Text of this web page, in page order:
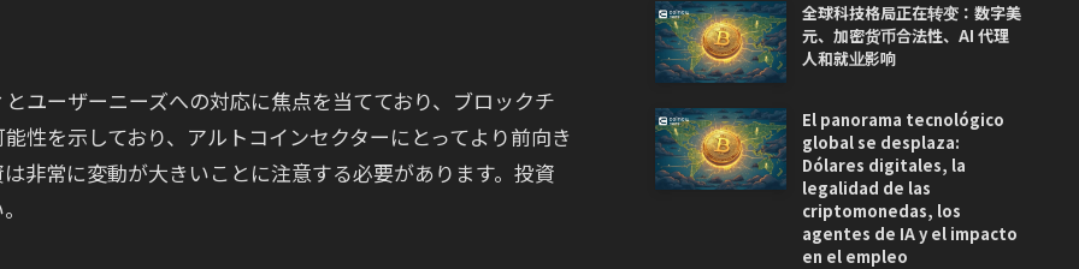
ユーザーニーズへの対応に焦点を当てており、ブロックチ
性を示しており、アルトコインセクターにとってより前向き
非常に変動が大きいことに注意する必要があります。投資
全球科技格局正在转变：数字美
元、加密货币合法性、AI 代理
人和就业影响
El panorama tecnológico
global se desplaza:
Dólares digitales, la
legalidad de las
criptomonedas, los
agentes de IA y el impacto
en el empleo